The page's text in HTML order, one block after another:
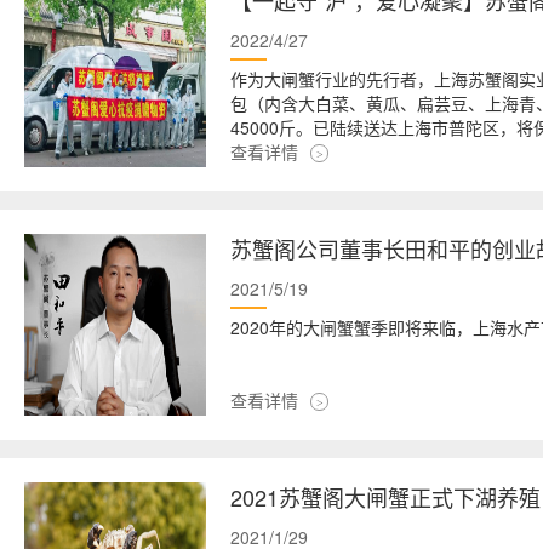
2022/4/27
作为大闸蟹行业的先行者，上海苏蟹阁
包（内含大白菜、黄瓜、扁芸豆、上海
45000斤。已陆续送达上海市普陀区，
查看详情
苏蟹阁公司董事长田和平的创业
2021/5/19
2020年的大闸蟹蟹季即将来临，上海水
查看详情
2021苏蟹阁大闸蟹正式下湖养
2021/1/29